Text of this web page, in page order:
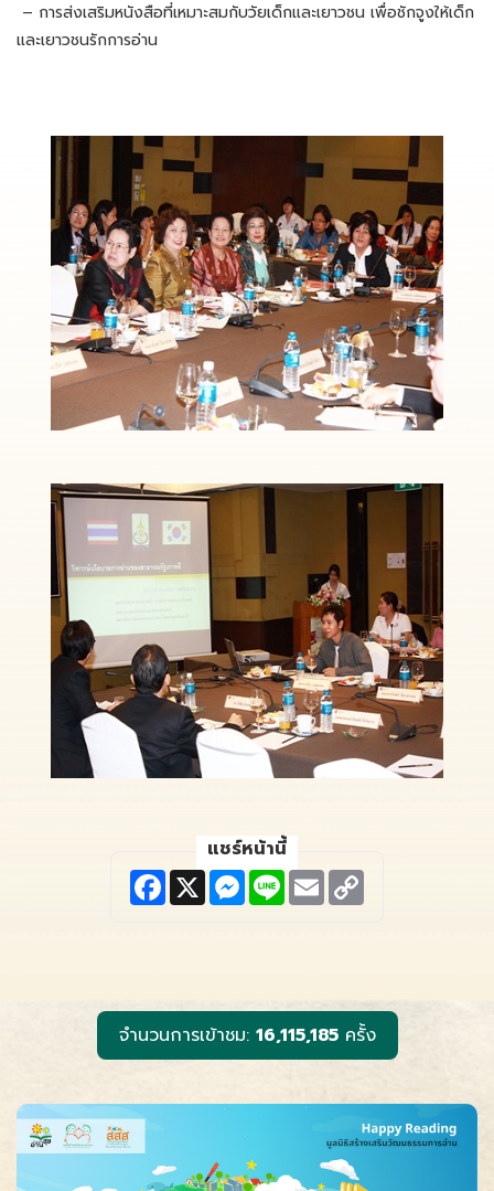
– การส่งเสริมหนังสือที่เหมาะสมกับวัยเด็กและเยาวชน เพื่อชักจูงให้เด็ก
และเยาวชนรักการอ่าน
แชร์หน้านี้
F
a
c
X M
e
s
r
L
n
E
m
a
k
จำนวนการเข้าชม: 16,115,185ครั้ง